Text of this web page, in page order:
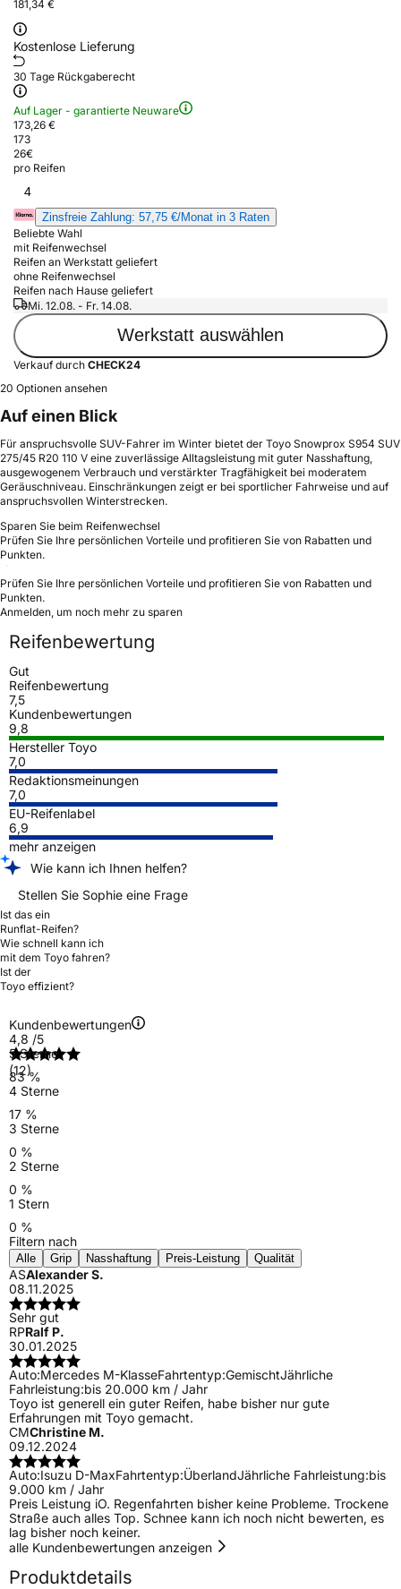
181,34 €
Kostenlose Lieferung
30 Tage Rückgaberecht
Auf Lager - garantierte Neuware
173,26 €
173
26€
pro Reifen
4
Zinsfreie Zahlung: 57,75 €/Monat in 3 Raten
Beliebte Wahl
mit Reifenwechsel
Reifen an Werkstatt geliefert
ohne Reifenwechsel
Reifen nach Hause geliefert
Mi. 12.08. - Fr. 14.08.
Werkstatt auswählen
Verkauf durch CHECK24
20 Optionen ansehen
Auf einen Blick
Für anspruchsvolle SUV-Fahrer im Winter bietet der Toyo Snowprox S954 SUV
275/45 R20 110 V eine zuverlässige Alltagsleistung mit guter Nasshaftung,
ausgewogenem Verbrauch und verstärkter Tragfähigkeit bei moderatem
Geräuschniveau. Einschränkungen zeigt er bei sportlicher Fahrweise und auf
anspruchsvollen Winterstrecken.
Sparen Sie beim Reifenwechsel
Prüfen Sie Ihre persönlichen Vorteile und profitieren Sie von Rabatten und
Punkten.
Prüfen Sie Ihre persönlichen Vorteile und profitieren Sie von Rabatten und
Punkten.
Anmelden, um noch mehr zu sparen
Reifenbewertung
Gut
Reifenbewertung
7,5
Kundenbewertungen
9,8
Hersteller Toyo
7,0
Redaktionsmeinungen
7,0
EU-Reifenlabel
6,9
mehr anzeigen
Wie kann ich Ihnen helfen?
Stellen Sie Sophie eine Frage
Ist das ein
Runflat-Reifen?
Wie schnell kann ich
mit dem Toyo fahren?
Ist der
Toyo effizient?
Kundenbewertungen
4,8 /5
(12)
5 Sterne
83 %
4 Sterne
17 %
3 Sterne
0 %
2 Sterne
0 %
1 Stern
0 %
Filtern nach
Alle Grip Nasshaftung Preis-Leistung Qualität
ASAlexander S.
08.11.2025
Sehr gut
RPRalf P.
30.01.2025
Auto:Mercedes M-KlasseFahrtentyp:GemischtJährliche
Fahrleistung:bis 20.000 km / Jahr
Toyo ist generell ein guter Reifen, habe bisher nur gute
Erfahrungen mit Toyo gemacht.
CMChristine M.
09.12.2024
Auto:Isuzu D-MaxFahrtentyp:ÜberlandJährliche Fahrleistung:bis
9.000 km / Jahr
Preis Leistung iO. Regenfahrten bisher keine Probleme. Trockene
Straße auch alles Top. Schnee kann ich noch nicht bewerten, es
lag bisher noch keiner.
alle Kundenbewertungen anzeigen
Produktdetails